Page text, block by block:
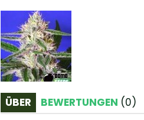
ÜBER BEWERTUNGEN (0)